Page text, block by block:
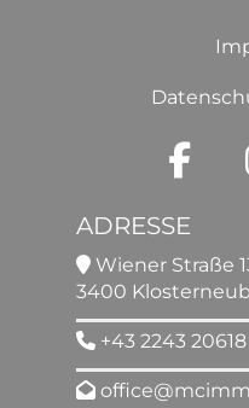
ADRESSE
Wiener Straße
3400
+43 2243